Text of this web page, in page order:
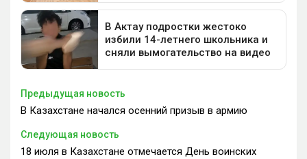
Предыдущая новость
В Казахстане начался осенний призыв в армию
Следующая новость
18 июля в Казахстане отмечается День воинских